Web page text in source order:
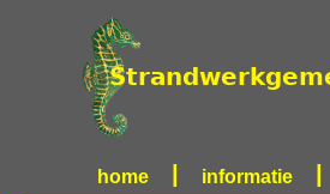
home informatie